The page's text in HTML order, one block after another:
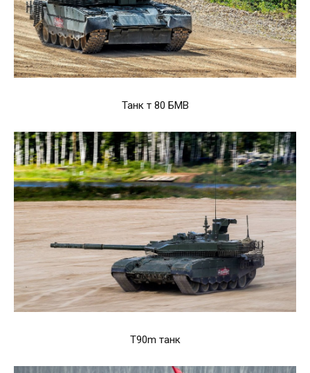
Танк т 80 БМВ
T90m танк